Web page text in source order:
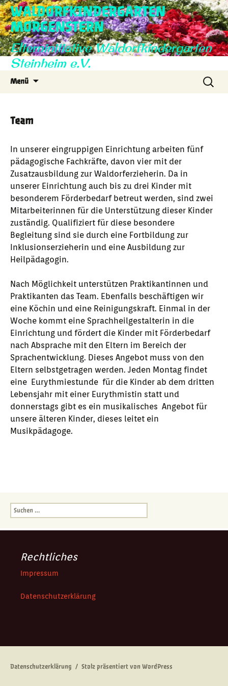
WALDORFKINDERGARTEN
MORGENSTERN
Elterninitiative Waldorfkindergarten
Steinheim e.V.
Menü
Suchen
nach:
Team
In unserer eingruppigen Einrichtung arbeiten fünf
pädagogische Fachkräfte, davon vier mit der
Zusatzausbildung zur Waldorferzieherin. Da in
unserer Einrichtung auch bis zu drei Kinder mit
besonderem Förderbedarf betreut werden, sind zwei
Mitarbeiterinnen für die Unterstützung dieser Kinder
zuständig. Qualifiziert für diese besondere
Begleitung sind sie durch eine Fortbildung zur
Inklusionserzieherin und eine Ausbildung zur
Heilpädagogin.
Nach Möglichkeit unterstützen Praktikantinnen und
Praktikanten das Team. Ebenfalls beschäftigen wir
eine Köchin und eine Reinigungskraft. Einmal in der
Woche kommt eine Sprachheilgestalterin in die
Einrichtung und fördert die Kinder mit Förderbedarf
nach Absprache mit den Eltern im Bereich der
Sprachentwicklung. Dieses Angebot muss von den
Eltern selbstgetragen werden. Jeden Montag findet
eine Eurythmiestunde für die Kinder ab dem dritten
Lebensjahr mit einer Eurythmistin statt und
donnerstags gibt es ein musikalisches Angebot für
unsere älteren Kinder, dieses leitet ein
Musikpädagoge.
Suchen
nach:
Rechtliches
Impressum
Datenschutzerklärung
Datenschutzerklärung Stolz präsentiert von WordPress